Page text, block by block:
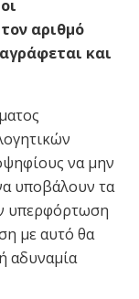
οι
αριθμό
και
να μην
υποβάλουν τα
υπερφόρτωση
με αυτό θα
αδυναμία